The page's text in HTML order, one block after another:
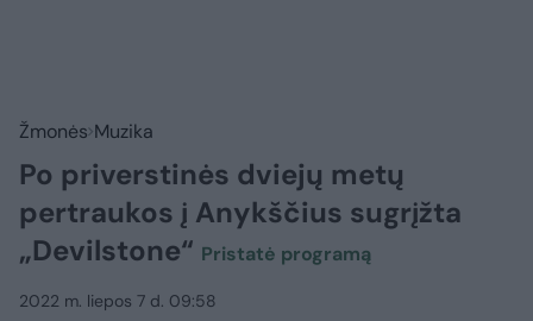
Žmonės Muzika
Po priverstinės dviejų metų
pertraukos į Anykščius sugrįžta
„Devilstone“ Pristatė programą
2022 m. liepos 7 d. 09:58